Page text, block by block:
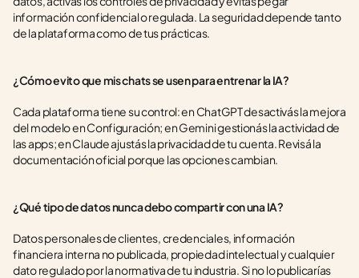
información confidencial o regulada. La seguridad depende tanto
de la plataforma como de tus prácticas.
¿Cómo evito que mis chats se usen para entrenar la IA?
Cada plataforma tiene su control: en ChatGPT desactivás la mejora
del modelo en Configuración; en Gemini gestionás la actividad de
las apps; en Claude ajustás la privacidad de tu cuenta. Revisá la
documentación oficial porque las opciones cambian.
¿Qué tipo de datos nunca debo compartir con una IA?
Datos personales de clientes, credenciales, información
financiera interna no publicada, propiedad intelectual y cualquier
dato regulado por la normativa de tu industria. Si no lo publicarías